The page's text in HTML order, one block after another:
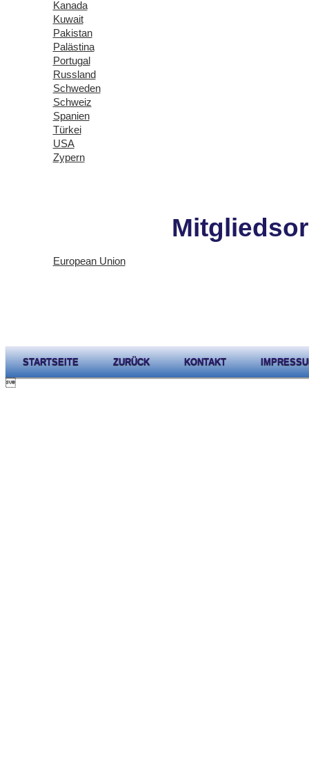
Kanada
Kuwait
Pakistan
Palästina
Portugal
Russland
Schweden
Schweiz
Spanien
Türkei
USA
Zypern
European Union
STARTSEITE ZURÜCK KONTAKT
